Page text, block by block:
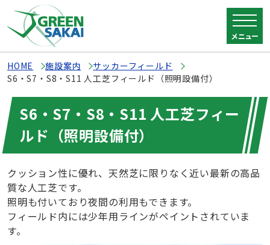
メニュー
HOME 施設案内
サッカーフィールド
S6・S7・S8・S11 人工芝フィールド（照明設備付）
S6・S7・S8・S11 人工芝フィー
ルド（照明設備付）
クッション性に優れ、天然芝に限りなく近い最新の高品
質な人工芝です。
照明も付いており夜間の利用もできます。
フィールド内には少年用ラインがペイントされていま
す。